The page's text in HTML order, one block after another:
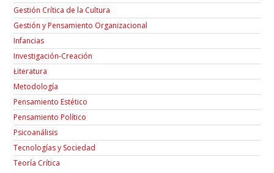
Gestión Crítica de la Cultura
Gestión y Pensamiento Organizacional
Infancias
Investigación-Creación
Łiteratura
Metodología
Pensamiento Estético
Pensamiento Político
Psicoanálisis
Tecnologías y Sociedad
Teoría Crítica